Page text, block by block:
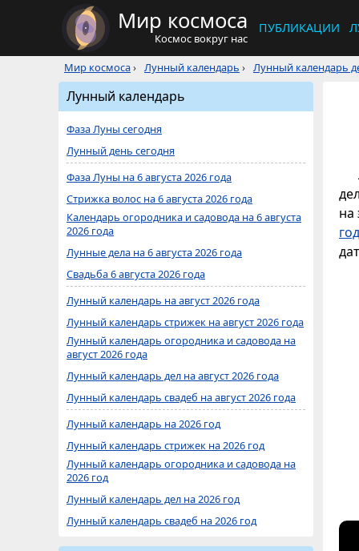
Мир космоса
Космос вокруг нас
ПУБЛИКАЦИИ
Мир космоса› Лунный календарь › Лунный календарь
на
Лунный календарь
Фаза Луны сегодня
Лунный день сегодня
Фаза Луны на 6 августа 2026 года
Стрижка волос на 6 августа 2026 года
Календарь огородника и садовода на 6 августа
2026 года
Лунные дела на 6 августа 2026 года
Свадьба 6 августа 2026 года
Лунный календарь на август 2026 года
Лунный календарь стрижек на август 2026 года
Лунный календарь огородника и садовода на
август 2026 года
Лунный календарь дел на август 2026 года
Лунный календарь свадеб на август 2026 года
Лунный календарь на 2026 год
Лунный календарь стрижек на 2026 год
Лунный календарь огородника и садовода на
2026 год
Лунный календарь дел на 2026 год
Лунный календарь свадеб на 2026 год